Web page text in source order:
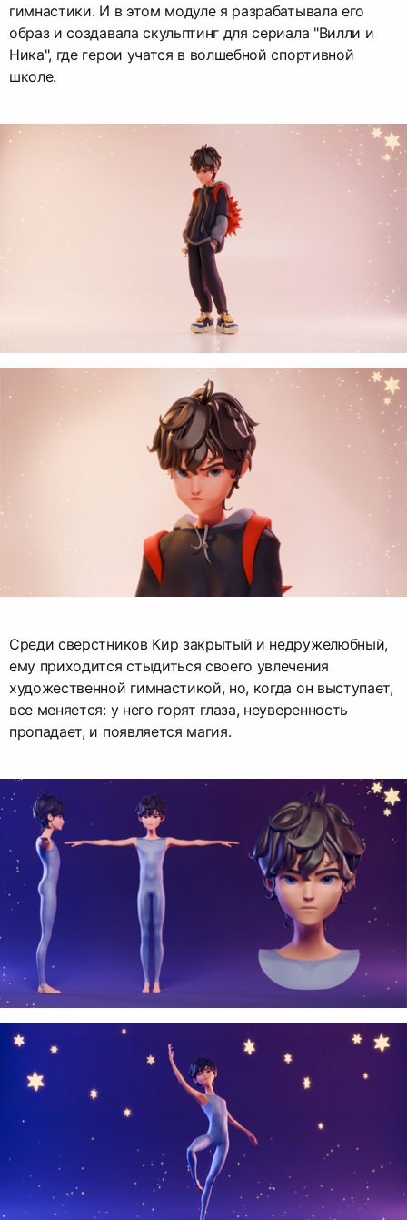
гимнастики. И в этом модуле я разрабатывала его
образ и создавала скульптинг для сериала "Вилли и
Ника", где герои учатся в волшебной спортивной
школе.
Среди сверстников Кир закрытый и недружелюбный,
ему приходится стыдиться своего увлечения
художественной гимнастикой, но, когда он выступает,
все меняется: у него горят глаза, неуверенность
пропадает, и появляется магия.